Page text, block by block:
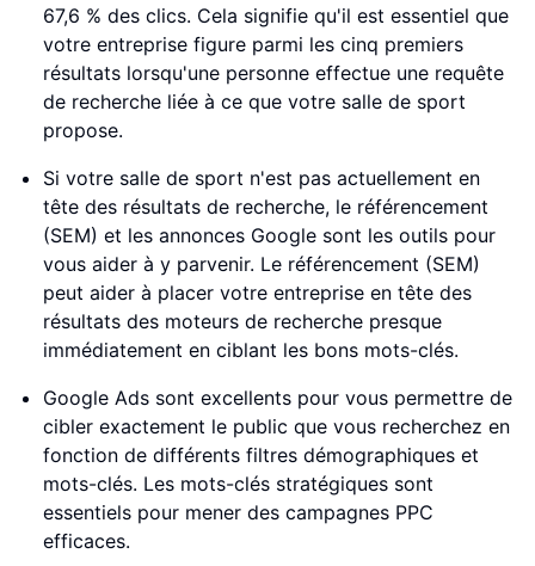
67,6 % des clics. Cela signifie qu'il est essentiel que
votre entreprise figure parmi les cinq premiers
résultats lorsqu'une personne effectue une requête
de recherche liée à ce que votre salle de sport
propose.
Si votre salle de sport n'est pas actuellement en
tête des résultats de recherche, le référencement
(SEM) et les annonces Google sont les outils pour
vous aider à y parvenir. Le référencement (SEM)
peut aider à placer votre entreprise en tête des
résultats des moteurs de recherche presque
immédiatement en ciblant les bons mots-clés.
Google Ads sont excellents pour vous permettre de
cibler exactement le public que vous recherchez en
fonction de différents filtres démographiques et
mots-clés. Les mots-clés stratégiques sont
essentiels pour mener des campagnes PPC
efficaces.